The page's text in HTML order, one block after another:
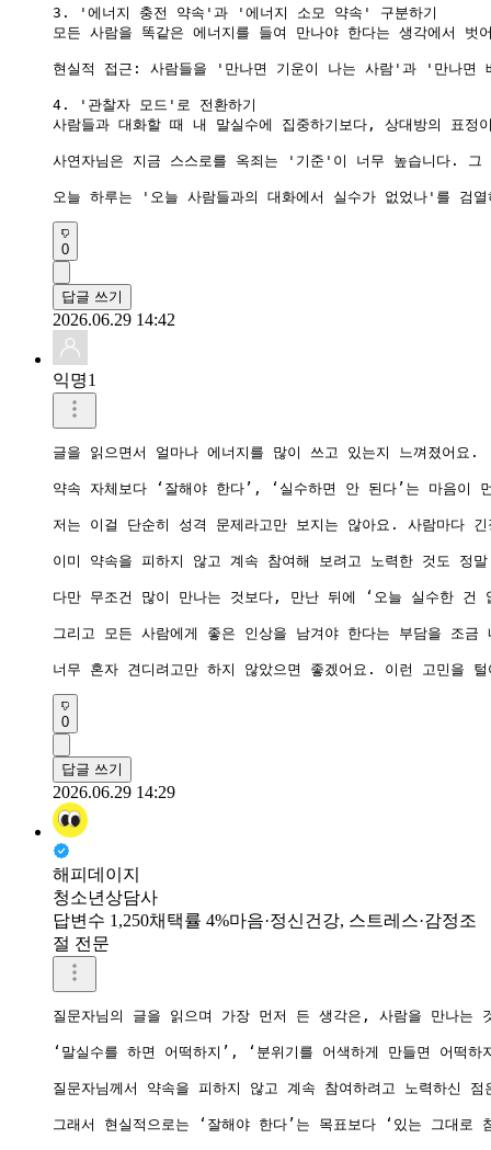
3. '에너지 충전 약속'과 '에너지 소모 약속' 구분하기
모든 사람을 똑같은 에너지를 들여 만나야 한다는 생각에서 벗
현실적 접근: 사람들을 '만나면 기운이 나는 사람'과 '만나면
4. '관찰자 모드'로 전환하기
사람들과 대화할 때 내 말실수에 집중하기보다, 상대방의 표
사연자님은 지금 스스로를 옥죄는 '기준'이 너무 높습니다. 그
오늘 하루는 '오늘 사람들과의 대화에서 실수가 없었나'를 검
0
답글 쓰기
2026.06.29 14:42
익명1
글을 읽으면서 얼마나 에너지를 많이 쓰고 있는지 느껴졌어요.
약속 자체보다 ‘잘해야 한다’, ‘실수하면 안 된다’는 마음이
저는 이걸 단순히 성격 문제라고만 보지는 않아요. 사람마다
이미 약속을 피하지 않고 계속 참여해 보려고 노력한 것도 정
다만 무조건 많이 만나는 것보다, 만난 뒤에 ‘오늘 실수한 건
그리고 모든 사람에게 좋은 인상을 남겨야 한다는 부담을 조
너무 혼자 견디려고만 하지 않았으면 좋겠어요. 이런 고민을
0
답글 쓰기
2026.06.29 14:29
해피데이지
청소년상담사
답변수 1,250채택률 4%마음·정신건강, 스트레스·감정조
절 전문
질문자님의 글을 읽으며 가장 먼저 든 생각은, 사람을 만나는
‘말실수를 하면 어떡하지’, ‘분위기를 어색하게 만들면 어떡
질문자님께서 약속을 피하지 않고 계속 참여하려고 노력하신
그래서 현실적으로는 ‘잘해야 한다’는 목표보다 ‘있는 그대